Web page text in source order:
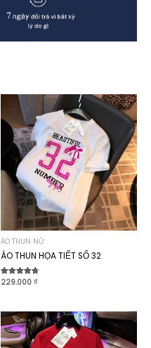
ÁO THUN NỮ
ÁO THUN HỌA TIẾT SỐ 32
Được xếp
229.000 ₫